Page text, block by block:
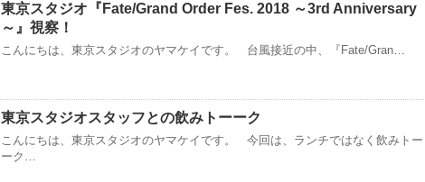
東京スタジオ『Fate/Grand Order Fes. 2018 ～3rd Anniversary
～』視察！
こんにちは、東京スタジオのヤマケイです。 台風接近の中、『Fate/Gran…
東京スタジオスタッフとの飲みトーーク
こんにちは、東京スタジオのヤマケイです。 今回は、ランチではなく飲みトー
ーク…